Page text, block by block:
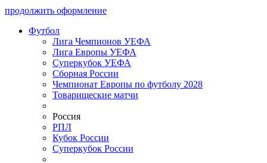
продолжить оформление
Футбол
Лига Чемпионов УЕФА
Лига Европы УЕФА
Суперкубок УЕФА
Сборная России
Чемпионат Европы по футболу 2028
Товарищеские матчи
Россия
РПЛ
Кубок России
Суперкубок России